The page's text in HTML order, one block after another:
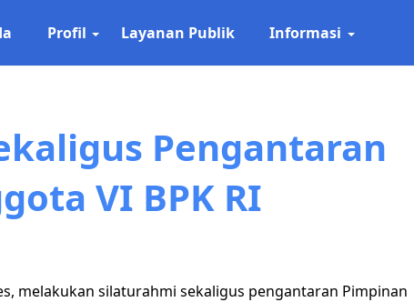
Profil Layanan Publik Informasi
Pengantaran
VI BPK RI
melakukan silaturahmi sekaligus pengantaran Pimpinan